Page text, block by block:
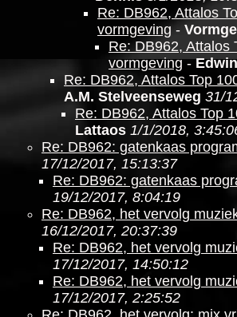
Re: DB962, Attalos
vormgeving -
Re: DB962, Attalos
vormgeving-Edwin
Re: DB962, Attalos Top
A.M. Stelveenseweg 31/
Re: DB962, Attalos Top
Lattaos 1/1/2018,
Re: DB962: gatenkaas
17/12/2017, 15:13:37
Re: DB962: gatenkaas
19/12/2017, 8:04:19
Re: DB962, het vervolg
16/12/2017, 20:37:39
Re: DB962, het vervolg
17/12/2017, 14:50:12
Re: DB962, het vervolg
17/12/2017, 2:25:52